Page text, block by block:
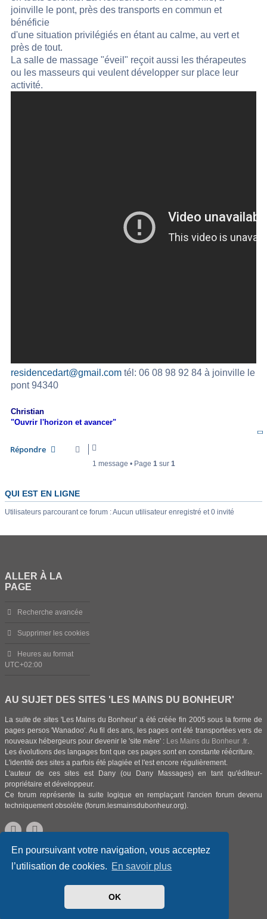
En poursuivant votre navigation, vous acceptez
l’utilisation de cookies. En savoir plus
OK
joinville le pont, près des transports en commun et
bénéficie
d'une situation privilégiés en étant au calme, au vert et
près de tout.
La salle de massage "éveil" reçoit aussi les thérapeutes
ou les masseurs qui veulent développer sur place leur
activité.
residencedart@gmail.com tél: 06 08 98 92 84 à joinville le
pont 94340
Christian
"Ouvrir l'horizon et avancer"
Répondre
1 message • Page 1sur 1
QUI EST EN LIGNE
Utilisateurs parcourant ce forum : Aucun utilisateur enregistré et 0 invité
ALLER À LA
PAGE
Recherche avancée
Supprimer les cookies
Heures au format
UTC+02:00
AU SUJET DES SITES 'LES MAINS DU BONHEUR'
La suite de sites 'Les Mains du Bonheur' a été créée fin 2005 sous la forme de
pages persos 'Wanadoo'. Au fil des ans, les pages ont été transportées vers de
nouveaux hébergeurs pour devenir le 'site mère' : Les Mains du Bonheur .fr.
Les évolutions des langages font que ces pages sont en constante réécriture.
L'identité des sites a parfois été plagiée et l'est encore régulièrement.
L'auteur de ces sites est Dany (ou Dany Massages) en tant qu'éditeur-
propriétaire et développeur.
Ce forum représente la suite logique en remplaçant l'ancien forum devenu
techniquement obsolète (forum.lesmainsdubonheur.org).
Aller à: petites annonces gratuites
Autres offres divers sujets
including all countries.